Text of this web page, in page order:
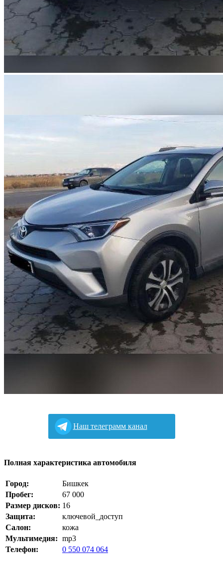
Наш телеграмм канал
Полная характеристика автомобиля
Город:
Бишкек
Пробег:
67 000
Размер дисков: 16
Защита:
ключевой_доступ
Салон:
кожа
Мультимедия: mp3
Телефон:
0 550 074 064